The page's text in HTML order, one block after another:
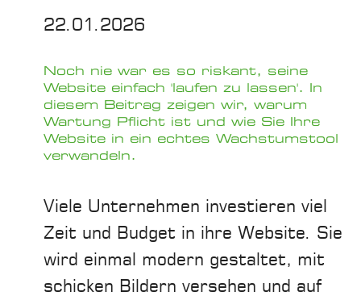
22.01.2026
Noch nie war es so riskant, seine
Website einfach 'laufen zu lassen'. In
diesem Beitrag zeigen wir, warum
Wartung Pflicht ist und wie Sie Ihre
Website in ein echtes Wachstumstool
verwandeln.
Viele Unternehmen investieren viel
Zeit und Budget in ihre Website. Sie
wird einmal modern gestaltet, mit
schicken Bildern versehen und auf